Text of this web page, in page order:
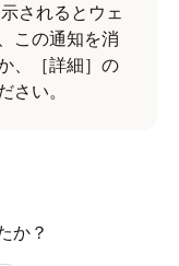
されるとウェ
この通知を消
、［詳細］の
さい。
か？